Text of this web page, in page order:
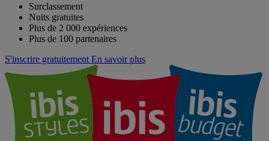
Surclassement
Nuits gratuites
Plus de 2 000 expériences
Plus de 100 partenaires
S'inscrire gratuitement En savoir plus